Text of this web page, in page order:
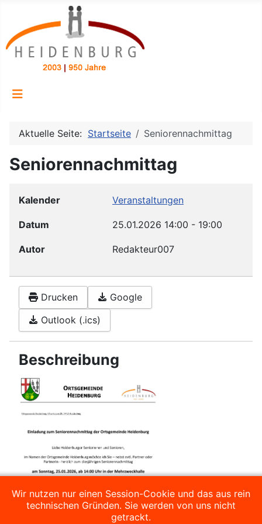
Aktuelle Seite: Startseite Seniorennachmittag
Seniorennachmittag
Kalender Veranstaltungen
Datum 25.01.2026 14:00 - 19:00
Autor Redakteur007
Drucken
Google
Outlook (.ics)
Beschreibung
Wir nutzen nur einen Session-Cookie und das aus rein
technischen Gründen. Sie werden von uns nicht
getrackt.